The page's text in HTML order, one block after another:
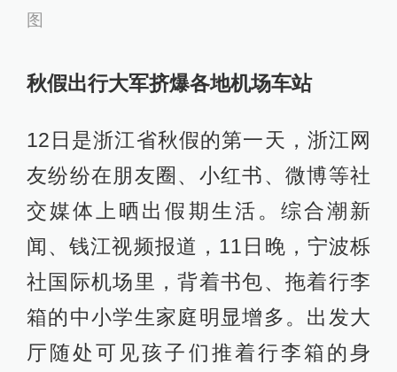
图
秋假出行大军挤爆各地机场车站
12日是浙江省秋假的第一天，浙江网
友纷纷在朋友圈、小红书、微博等社
交媒体上晒出假期生活。综合潮新
闻、钱江视频报道，11日晚，宁波栎
社国际机场里，背着书包、拖着行李
箱的中小学生家庭明显增多。出发大
厅随处可见孩子们推着行李箱的身